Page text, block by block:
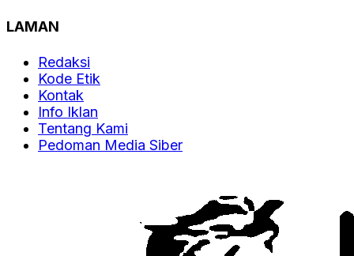
LAMAN
Redaksi
Kode Etik
Kontak
Info Iklan
Tentang Kami
Pedoman Media Siber